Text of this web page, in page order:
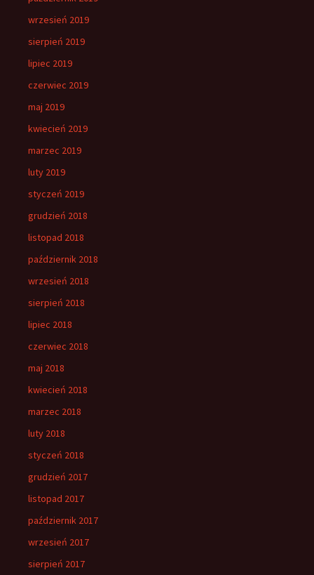
wrzesień 2019
sierpień 2019
lipiec 2019
czerwiec 2019
maj 2019
kwiecień 2019
marzec 2019
luty 2019
styczeń 2019
grudzień 2018
listopad 2018
październik 2018
wrzesień 2018
sierpień 2018
lipiec 2018
czerwiec 2018
maj 2018
kwiecień 2018
marzec 2018
luty 2018
styczeń 2018
grudzień 2017
listopad 2017
październik 2017
wrzesień 2017
sierpień 2017